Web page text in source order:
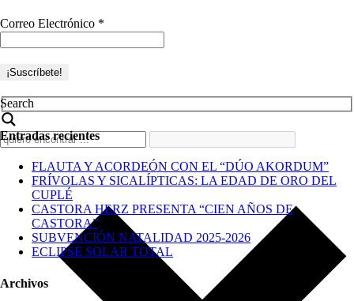
Correo Electrónico *
Search
Entradas recientes
FLAUTA Y ACORDEÓN CON EL “DÚO AKORDUM”
FRÍVOLAS Y SICALÍPTICAS: LA EDAD DE ORO DEL
CUPLÉ
CASTORA HERZ PRESENTA “CIEN AÑOS DE
CASTORA”
SUBVENCIÓN NATALIDAD 2025-2026
ECLIPSE SOLAR TOTAL
Archivos